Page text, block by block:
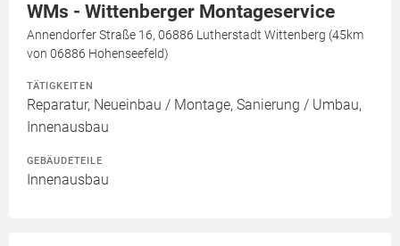
WMs - Wittenberger Montageservice
Annendorfer Straße 16, 06886 Lutherstadt Wittenberg (45km
von 06886 Hohenseefeld)
TÄTIGKEITEN
Reparatur, Neueinbau / Montage, Sanierung / Umbau,
Innenausbau
GEBÄUDETEILE
Innenausbau